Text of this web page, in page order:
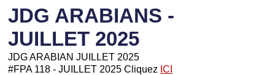
JDG ARABIANS -
JUILLET 2025
JDG ARABIAN JUILLET 2025
#FPA 118 - JUILLET 2025 Cliquez ICI